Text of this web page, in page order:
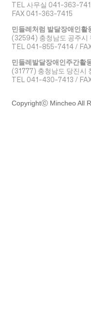
TEL 사무실 041-363-
FAX 041-363-7415
민들레처럼 발달장애인활
(32594) 충청남도 공주시
TEL 041-855-7414 /
민들레발달장애인주간활
(31777) 충청남도 당진시
TEL 041-430-7413 /
Copyrightⓒ Mincheo All